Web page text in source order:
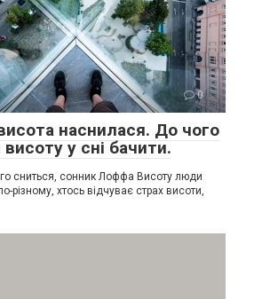
0
наснилася. До чого
у сні бачити.
сниться, сонник Лоффа Висоту люди
різному, хтось відчуває страх висоти,